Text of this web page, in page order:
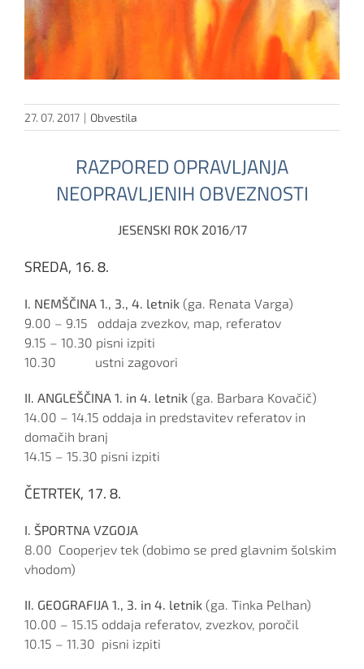
27. 07. 2017 | Obvestila
RAZPORED OPRAVLJANJA
NEOPRAVLJENIH OBVEZNOSTI
JESENSKI ROK 2016/17
SREDA, 16. 8.
I. NEMŠČINA 1., 3., 4. letnik (ga. Renata Varga)
9.00 – 9.15 oddaja zvezkov, map, referatov
9.15 – 10.30 pisni izpiti
10.30 ustni zagovori
II. ANGLEŠČINA 1. in 4. letnik (ga. Barbara Kovačič)
14.00 – 14.15 oddaja in predstavitev referatov in
domačih branj
14.15 – 15.30 pisni izpiti
ČETRTEK, 17. 8.
I. ŠPORTNA VZGOJA
8.00 Cooperjev tek (dobimo se pred glavnim šolskim
vhodom)
II. GEOGRAFIJA 1., 3. in 4. letnik (ga. Tinka Pelhan)
10.00 – 15.15 oddaja referatov, zvezkov, poročil
10.15 – 11.30 pisni izpiti